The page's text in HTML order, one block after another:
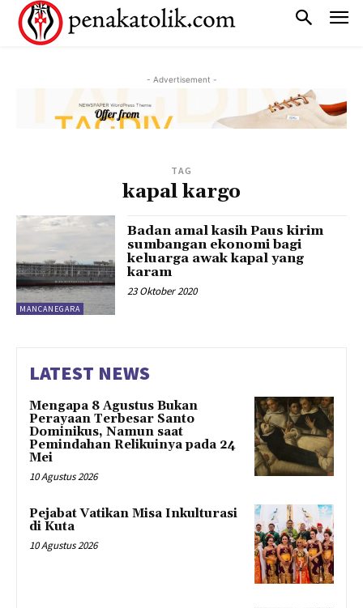
- Advertisement -
TAG
kapal kargo
MANCANEGARA
Badan amal kasih Paus kirim
sumbangan ekonomi bagi
keluarga awak kapal yang
karam
23 Oktober 2020
LATEST NEWS
Mengapa 8 Agustus Bukan
Perayaan Terbesar Santo
Dominikus, Namun saat
Pemindahan Relikuinya pada 24
Mei
10 Agustus 2026
Pejabat Vatikan Misa Inkulturasi
di Kuta
10 Agustus 2026